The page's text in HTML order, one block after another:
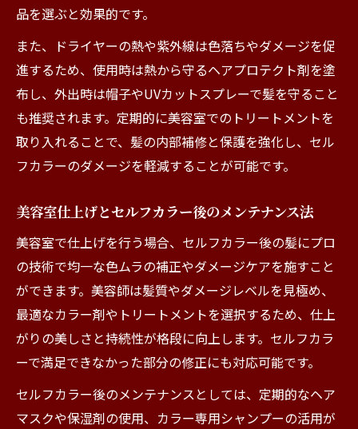
品を選ぶと効果的です。
また、ドライヤーの熱や紫外線は色落ちやダメージを促
進するため、使用時は熱から守るヘアプロテクト剤を塗
布し、外出時は帽子やUVカットスプレーで髪を守ること
も推奨されます。定期的に美容室でのトリートメントを
取り入れることで、髪の内部補修と保護を強化し、セル
フカラーのダメージを軽減することが可能です。
美容室仕上げとセルフカラー後のメンテナンス法
美容室で仕上げを行う場合、セルフカラー後の髪にプロ
の技術で均一な色ムラの補正やダメージケアを施すこと
ができます。美容師は髪質やダメージレベルを見極め、
最適なカラー剤やトリートメントを選択するため、仕上
がりの美しさと持続性が格段に向上します。セルフカラ
ーで満足できなかった部分の修正にも対応可能です。
セルフカラー後のメンテナンスとしては、定期的なヘア
マスクや保湿剤の使用、カラー専用シャンプーの活用が